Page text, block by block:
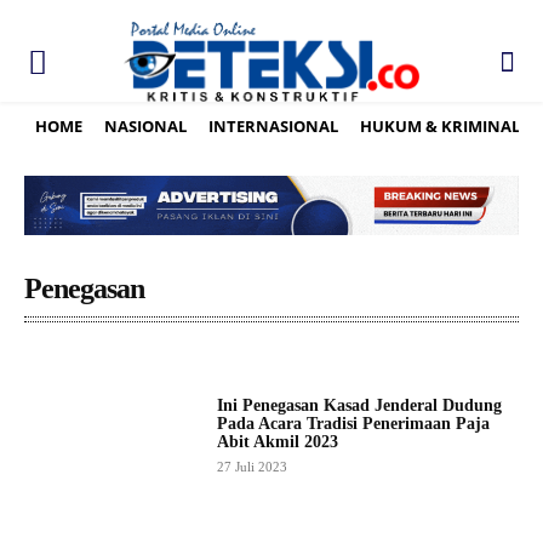
HOME NASIONAL INTERNASIONAL HUKUM & KRIMINAL
Penegasan
Ini Penegasan Kasad Jenderal Dudung
Pada Acara Tradisi Penerimaan Paja
Abit Akmil 2023
27 Juli 2023